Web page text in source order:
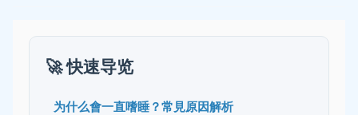
🚀 快速导览
为什么會一直嗜睡？常見原因解析